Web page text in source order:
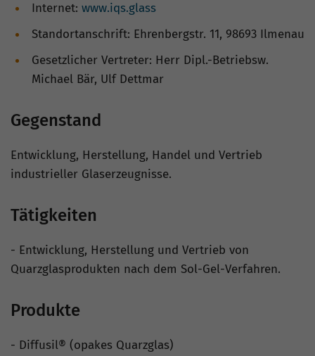
Internet: www.iqs.glass
Standortanschrift: Ehrenbergstr. 11, 98693 Ilmenau
Gesetzlicher Vertreter: Herr Dipl.-Betriebsw.
Michael Bär, Ulf Dettmar
Gegenstand
Entwicklung, Herstellung, Handel und Vertrieb
industrieller Glaserzeugnisse.
Tätigkeiten
- Entwicklung, Herstellung und Vertrieb von
Quarzglasprodukten nach dem Sol-Gel-Verfahren.
Produkte
- Diffusil® (opakes Quarzglas)